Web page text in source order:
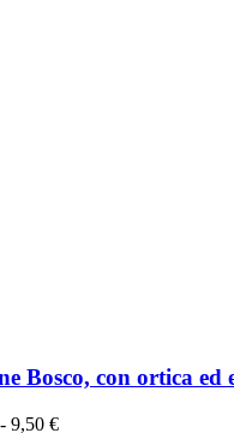
Bosco, con ortica ed
- 9,50 €Fascia